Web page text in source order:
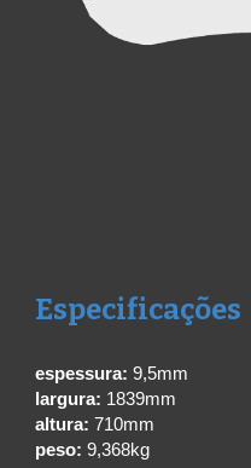
Especificações
espessura: 9,5mm
largura: 1839mm
altura: 710mm
peso: 9,368kg